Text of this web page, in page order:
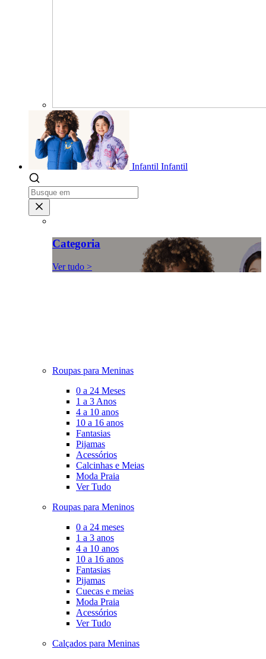
Infantil Infantil
Categoria
Ver tudo >
Roupas para Meninas
0 a 24 Meses
1 a 3 Anos
4 a 10 anos
10 a 16 anos
Fantasias
Pijamas
Acessórios
Calcinhas e Meias
Moda Praia
Ver Tudo
Roupas para Meninos
0 a 24 meses
1 a 3 anos
4 a 10 anos
10 a 16 anos
Fantasias
Pijamas
Cuecas e meias
Moda Praia
Acessórios
Ver Tudo
Calçados para Meninas